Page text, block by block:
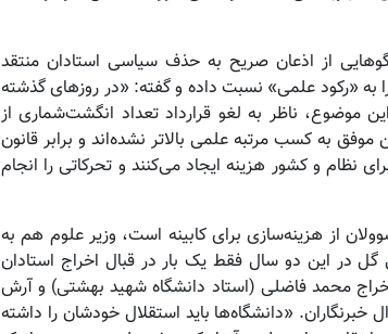
از اذعان صریح به حذف سیاسی استادان منتقد
به «رکود علمی» نسبت داده و گفته: «در روزهای گذشته
موضوع، ناظر به لغو قرارداد تعداد انگشت‌شماری از
به کسب مرتبه علمی بالاتر نشده‌اند و برابر قانون
نظام و کشور هزینه ایجاد می‌کنند و تحرکاتی را انجام
از هزینه‌سازی برای کابینه است، وزیر علوم هم به
در این دو سال فقط یک بار در قبال اخراج استادان
1400 و چند روز بعد از اخراج محمد فاضلی (استاد دانشگاه شهید بهشتی) و آرش
«دانشگاه‌ها باید استقلال خودشان را داشته